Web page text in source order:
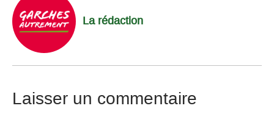
La rédaction
Laisser un commentaire